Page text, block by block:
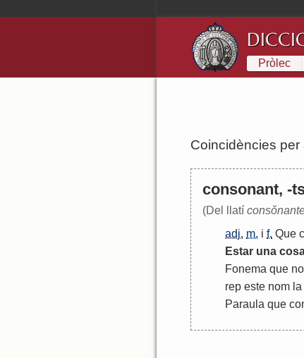
Pròlec
Coincidències per
consonant, -
(Del llatí
adj. m. i f. Que
Estar una
Fonema que no
rep este nom la
Paraula que